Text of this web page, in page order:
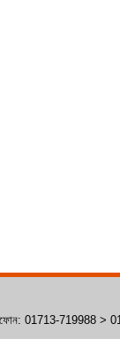
সেলফোন: 01713-